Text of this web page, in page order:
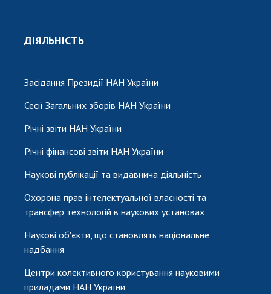
ДІЯЛЬНІСТЬ
Засідання Президії НАН України
Сесії Загальних зборів НАН України
Річні звіти НАН України
Річні фінансові звіти НАН України
Наукові публікації та видавнича діяльність
Охорона прав інтелектуальної власності та
трансфер технологій в наукових установах
Наукові об'єкти, що становлять національне
надбання
Центри колективного користування науковими
приладами НАН України